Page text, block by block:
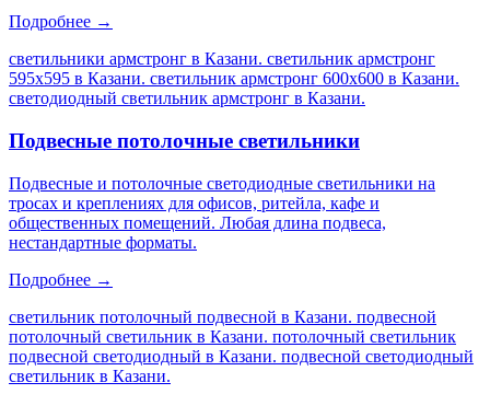
Подробнее →
светильники армстронг в Казани. светильник армстронг
595х595 в Казани. светильник армстронг 600х600 в Казани.
светодиодный светильник армстронг в Казани.
Подвесные потолочные светильники
Подвесные и потолочные светодиодные светильники на
тросах и креплениях для офисов, ритейла, кафе и
общественных помещений. Любая длина подвеса,
нестандартные форматы.
Подробнее →
светильник потолочный подвесной в Казани. подвесной
потолочный светильник в Казани. потолочный светильник
подвесной светодиодный в Казани. подвесной светодиодный
светильник в Казани.